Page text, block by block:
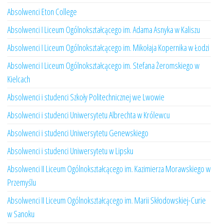
Absolwenci Eton College
Absolwenci I Liceum Ogólnokształcącego im. Adama Asnyka w Kaliszu
Absolwenci I Liceum Ogólnokształcącego im. Mikołaja Kopernika w Łodzi
Absolwenci I Liceum Ogólnokształcącego im. Stefana Żeromskiego w
Kielcach
Absolwenci i studenci Szkoły Politechnicznej we Lwowie
Absolwenci i studenci Uniwersytetu Albrechta w Królewcu
Absolwenci i studenci Uniwersytetu Genewskiego
Absolwenci i studenci Uniwersytetu w Lipsku
Absolwenci II Liceum Ogólnokształcącego im. Kazimierza Morawskiego w
Przemyślu
Absolwenci II Liceum Ogólnokształcącego im. Marii Skłodowskiej-Curie
w Sanoku